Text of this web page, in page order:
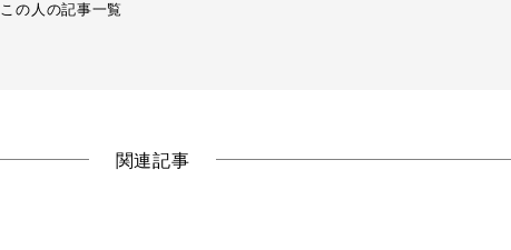
この人の記事一覧
関連記事